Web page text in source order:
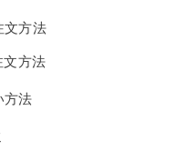
文方法
文方法
方法